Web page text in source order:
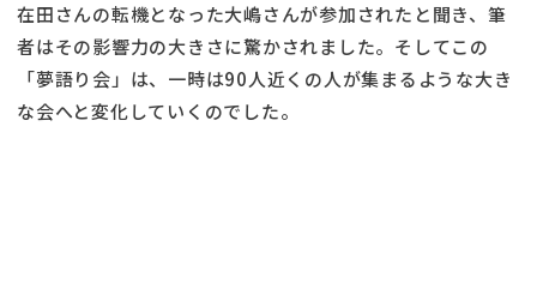
在田さんの転機となった大嶋さんが参加されたと聞き、筆
者はその影響力の大きさに驚かされました。そしてこの
「夢語り会」は、一時は90人近くの人が集まるような大き
な会へと変化していくのでした。